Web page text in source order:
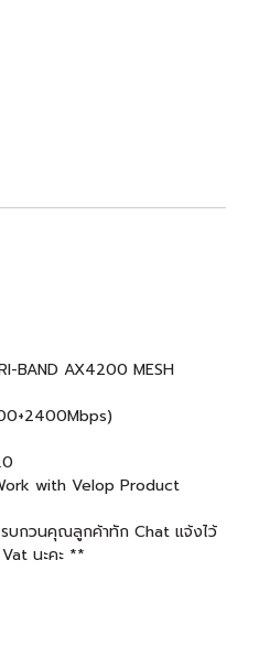
BAND AX4200 MESH
with Velop Product
บกวนคุณลูกค้าทัก Chat แจ้งไว้
นะคะ **